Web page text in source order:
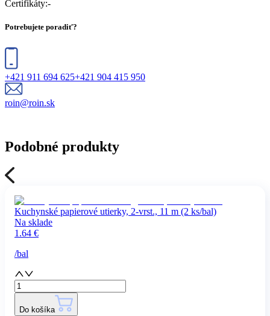
Certifikáty:-
Potrebujete poradiť?
+421 911 694 625+421 904 415 950
roin@roin.sk
Podobné produkty
Kuchynské papierové utierky, 2-vrst., 11 m (2 ks/bal)
Na sklade
1.64 €
/bal
Do košíka